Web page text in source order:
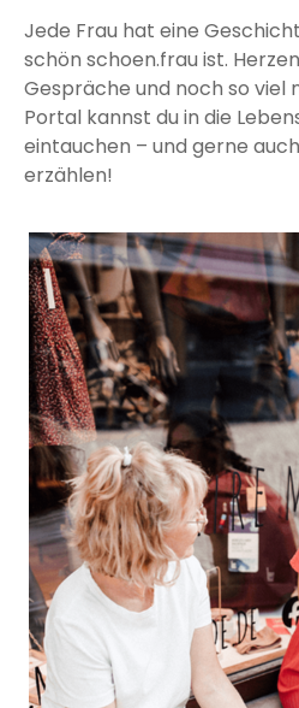
Jede Frau hat eine
schön schoen.frau ist.
Gespräche und noch so viel
Portal kannst du in die
eintauchen – und gerne
erzählen!